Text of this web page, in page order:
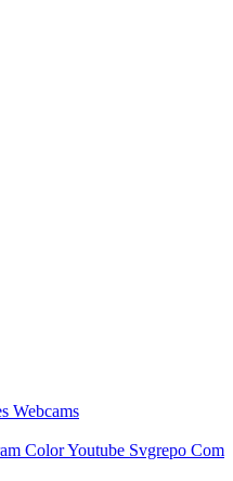
Webcams
ColorYoutube Svgrepo Com